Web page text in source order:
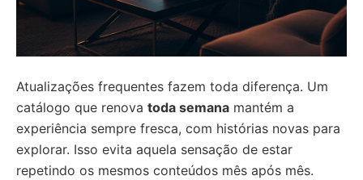
Atualizações frequentes fazem toda diferença. Um
catálogo que renova toda semana mantém a
experiência sempre fresca, com histórias novas para
explorar. Isso evita aquela sensação de estar
repetindo os mesmos conteúdos mês após mês.